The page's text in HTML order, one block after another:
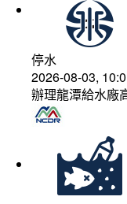
停水
2026-08-03,
辦理龍潭給水廠